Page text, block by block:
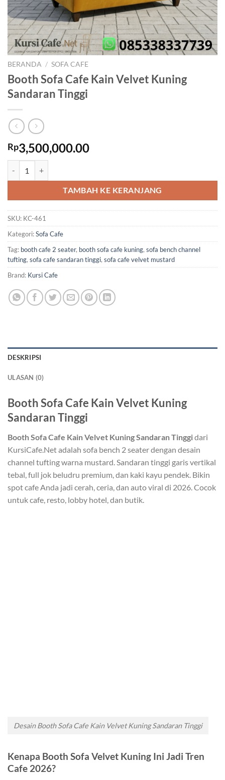
BERANDA / SOFA CAFE
Booth Sofa Cafe Kain Velvet Kuning
Sandaran Tinggi
Rp3,500,000.00
TAMBAH KE KERANJANG
SKU: KC-461
Kategori:Sofa Cafe
Tag: booth cafe 2 seater, booth sofa cafe kuning, sofa bench channel
tufting, sofa cafe sandaran tinggi, sofa cafe velvet mustard
Brand: Kursi Cafe
DESKRIPSI
ULASAN (0)
Booth Sofa Cafe Kain Velvet Kuning
Sandaran Tinggi
Booth Sofa Cafe Kain Velvet Kuning Sandaran Tinggidari
KursiCafe.Net adalah sofa bench 2 seater dengan desain
channel tufting warna mustard. Sandaran tinggi garis vertikal
tebal, full jok beludru premium, dan kaki kayu pendek. Bikin
spot cafe Anda jadi cerah, ceria, dan auto viral di 2026. Cocok
untuk cafe, resto, lobby hotel, dan butik.
Desain Booth Sofa Cafe Kain Velvet Kuning Sandaran Tinggi
Kenapa Booth Sofa Velvet Kuning Ini Jadi Tren
Cafe 2026?